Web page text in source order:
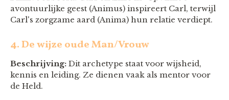
avontuurlijke geest (Animus) inspireert Carl, terwijl
Carl's zorgzame aard (Anima) hun relatie verdiept.
4. De wijze oude Man/Vrouw
Beschrijving: Dit archetype staat voor wijsheid,
kennis en leiding. Ze dienen vaak als mentor voor
de Held.